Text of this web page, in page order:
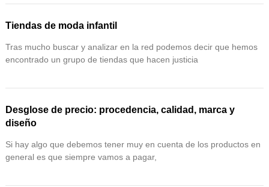
Tiendas de moda infantil
Tras mucho buscar y analizar en la red podemos decir que hemos
encontrado un grupo de tiendas que hacen justicia
Desglose de precio: procedencia, calidad, marca y
diseño
Si hay algo que debemos tener muy en cuenta de los productos en
general es que siempre vamos a pagar,